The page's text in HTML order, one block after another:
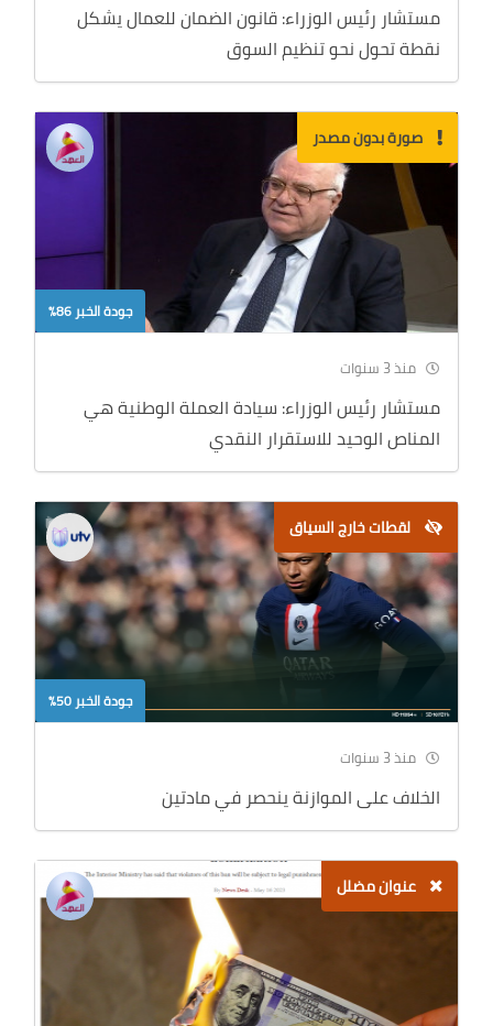
مستشار رئيس الوزراء: قانون الضمان للعمال يشكل
نقطة تحول نحو تنظيم السوق
صورة بدون مصدر
جودة الخبر 86%
منذ 3 سنوات
مستشار رئيس الوزراء: سيادة العملة الوطنية هي
المناص الوحيد للاستقرار النقدي
لقطات خارج السياق
جودة الخبر 50%
منذ 3 سنوات
الخلاف على الموازنة ينحصر في مادتين
عنوان مضلل